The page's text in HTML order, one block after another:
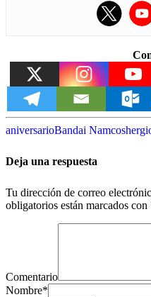
aniversarioBandai Namco
Deja una respuesta
Tu dirección de correo
obligatorios están marcados con
Comentario
Nombre*